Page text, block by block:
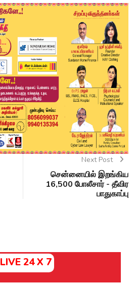
Next Post
சென்னையில் இறங்கிய
16,500 போலீசார் - தீவிர
பாதுகாப்பு
LIVE 24 X 7